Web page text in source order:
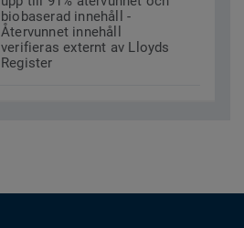
biobaserad innehåll -
Återvunnet innehåll
verifieras externt av Lloyds
Register